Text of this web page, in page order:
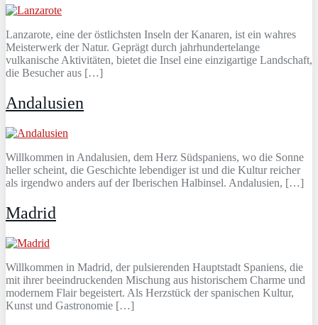
Lanzarote, eine der östlichsten Inseln der Kanaren, ist ein wahres
Meisterwerk der Natur. Geprägt durch jahrhundertelange
vulkanische Aktivitäten, bietet die Insel eine einzigartige Landschaft,
die Besucher aus […]
Andalusien
Willkommen in Andalusien, dem Herz Südspaniens, wo die Sonne
heller scheint, die Geschichte lebendiger ist und die Kultur reicher
als irgendwo anders auf der Iberischen Halbinsel. Andalusien, […]
Madrid
Willkommen in Madrid, der pulsierenden Hauptstadt Spaniens, die
mit ihrer beeindruckenden Mischung aus historischem Charme und
modernem Flair begeistert. Als Herzstück der spanischen Kultur,
Kunst und Gastronomie […]